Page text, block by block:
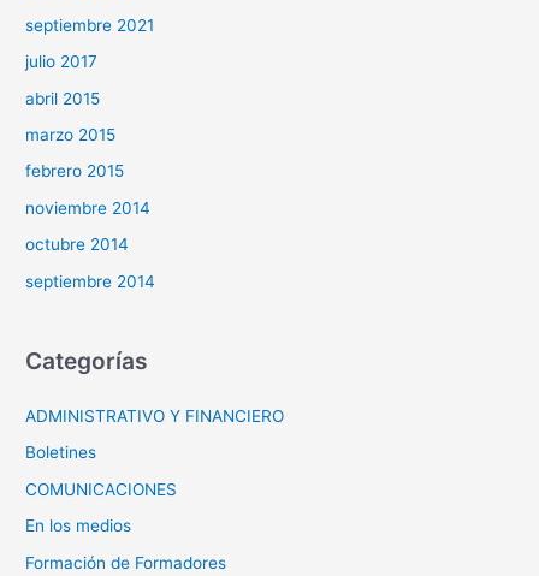
septiembre 2021
julio 2017
abril 2015
marzo 2015
febrero 2015
noviembre 2014
octubre 2014
septiembre 2014
Categorías
ADMINISTRATIVO Y FINANCIERO
Boletines
COMUNICACIONES
En los medios
Formación de Formadores